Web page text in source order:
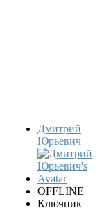
Дмитрий
Юрьевич
OFFLINE
Ключник